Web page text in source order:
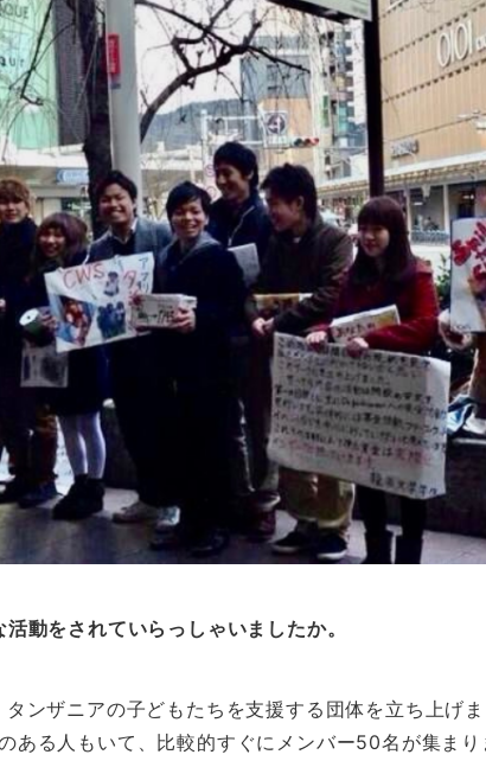
動をされていらっしゃいましたか。
ンザニアの子どもたちを支援する団体を立ち上げ
ある人もいて、比較的すぐにメンバー50名が集まり